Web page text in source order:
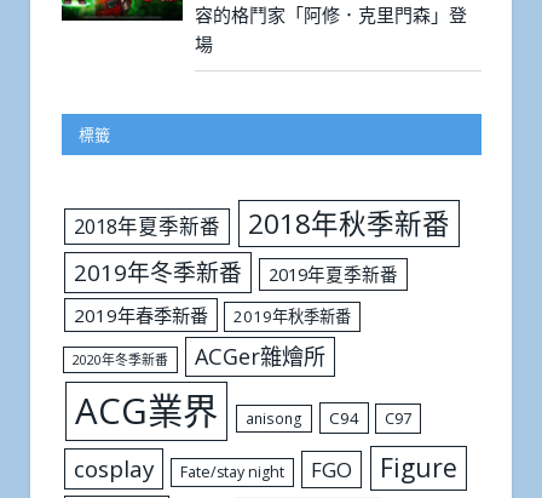
容的格鬥家「阿修．克里門森」登
場
標籤
2018年夏季新番 2018年秋季新番
2019年冬季新番
2019年夏季新番
2019年春季新番
2019年秋季新番
2020年冬季新番 ACGer雜燴所
ACG業界 anisong C94 C97
cosplay Fate/stay night FGO Figure